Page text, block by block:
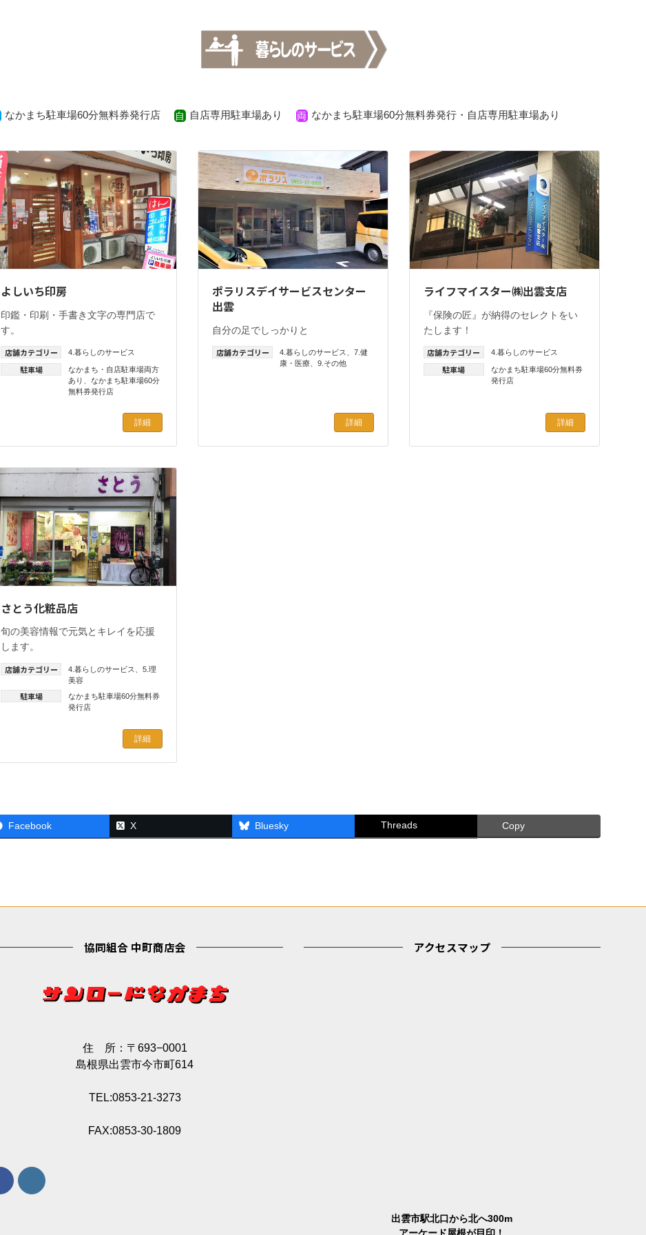
なかまち駐車場60分無料券発行店 自店専用駐車場あり なかまち駐車場60分無料券発行・自店専用駐車場あり
よしいち印房
印鑑・印刷・手書き文字の専門店で
す。
店舗カテゴリー 4.暮らしのサービス
駐車場
なかまち・自店駐車場両方
あり
、なかまち駐車場60分
無料券発行店
詳細
ポラリスデイサービスセンター
出雲
自分の足でしっかりと
店舗カテゴリー 4.暮らしのサービス 、7.健
康・医療 、9.その他
詳細
ライフマイスター㈱出雲支店
『保険の匠』が納得のセレクトをい
たします！
店舗カテゴリー 4.暮らしのサービス
駐車場
なかまち駐車場60分無料券
発行店
詳細
さとう化粧品店
旬の美容情報で元気とキレイを応援
します。
店舗カテゴリー 4.暮らしのサービス 、5.理
美容
駐車場
なかまち駐車場60分無料券
発行店
詳細
Facebook X Bluesky Threads Copy
協同組合 中町商店会
住 所：〒693−0001
島根県出雲市今市町614
TEL:0853-21-3273
FAX:0853-30-1809
アクセスマップ
出雲市駅北口から北へ300m